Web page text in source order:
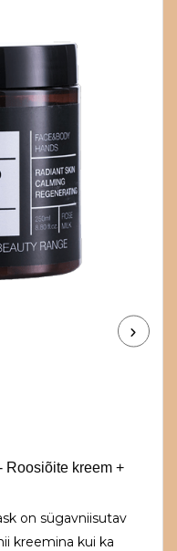
Roosiõite kreem +
on sügavniisutav
kreemina kui ka